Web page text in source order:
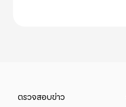
ตรวจสอบข่าว